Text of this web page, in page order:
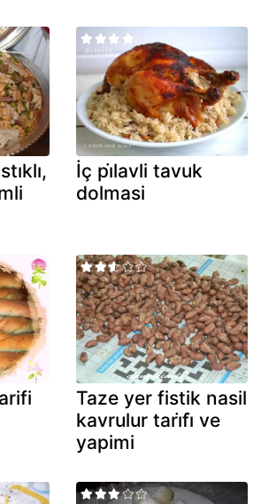
İç pi̇lavli tavuk
dolmasi
Taze yer fistik nasil
kavrulur tari̇fi̇ ve
yapimi